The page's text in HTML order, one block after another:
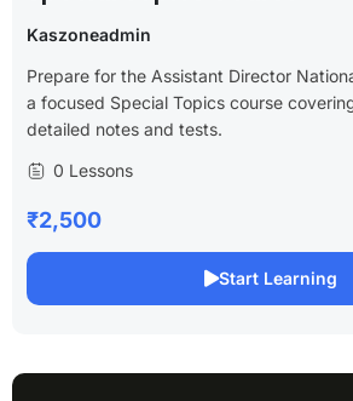
Kaszoneadmin
Prepare for the Assistant Director
a focused Special Topics course
detailed notes and tests.
0 Lessons
₹2,500
Start Learning